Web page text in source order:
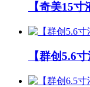
【奇美15
【群创5.6